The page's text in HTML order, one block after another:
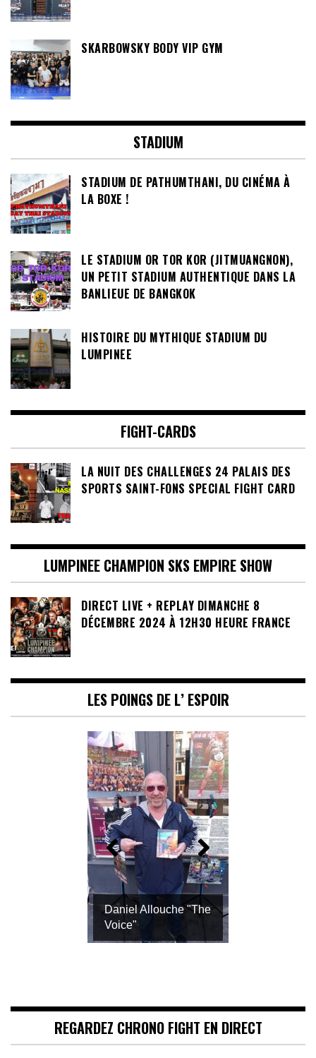
SKARBOWSKY BODY VIP GYM
STADIUM
STADIUM DE PATHUMTHANI, DU CINÉMA À
LA BOXE !
LE STADIUM OR TOR KOR (JITMUANGNON),
UN PETIT STADIUM AUTHENTIQUE DANS LA
BANLIEUE DE BANGKOK
HISTOIRE DU MYTHIQUE STADIUM DU
LUMPINEE
FIGHT-CARDS
LA NUIT DES CHALLENGES 24 PALAIS DES
SPORTS SAINT-FONS SPECIAL FIGHT CARD
LUMPINEE CHAMPION SKS EMPIRE SHOW
DIRECT LIVE + REPLAY DIMANCHE 8
DÉCEMBRE 2024 À 12H30 HEURE FRANCE
LES POINGS DE L’ ESPOIR
Daniel Allouche "The
Voice"
MARC GEOFFROY
REGARDEZ CHRONO FIGHT EN DIRECT